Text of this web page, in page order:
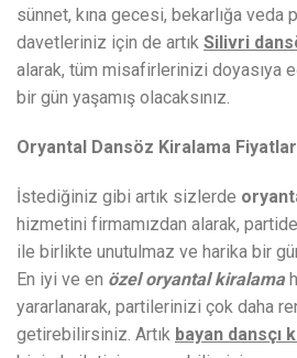
sünnet, kına gecesi, bekarlığa veda
davetleriniz için de artık Silivri
alarak, tüm misafirlerinizi doyasıya
bir gün yaşamış olacaksınız.
Oryantal Dansöz Kiralama
İstediğiniz gibi artık sizlerde
hizmetini firmamızdan alarak,
ile birlikte unutulmaz ve harika bir
En iyi ve en özel oryantal kiralama
yararlanarak, partilerinizi çok daha
getirebilirsiniz. Artık bayan dansçı